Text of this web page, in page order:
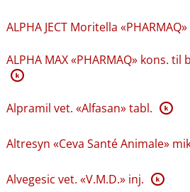
ALPHA JECT Moritella
ALPHA MAX «PHARMAQ» kons.
K
Alpramil vet. «Alfasan» tabl. K
Altresyn «Ceva Santé Animale»
Alvegesic vet. «V.M.D.» inj. K